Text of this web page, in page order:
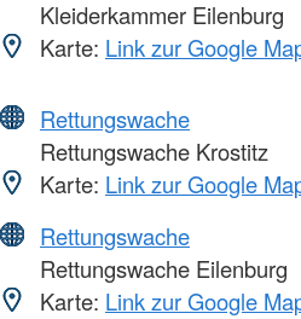
Kleiderkammer Eilenburg
Karte: Link zur Google
Rettungswache
Rettungswache Krostitz
Karte: Link zur Google
Rettungswache
Rettungswache Eilenburg
Karte: Link zur Google